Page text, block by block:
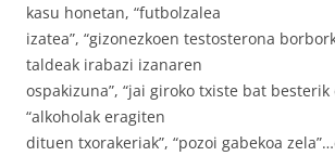
kasu honetan, “futbolzalea
izatea”, “gizonezkoen testosterona
taldeak irabazi izanaren
ospakizuna”, “jai giroko txiste bat besterik
“alkoholak eragiten
dituen txorakeriak”, “pozoi gabekoa